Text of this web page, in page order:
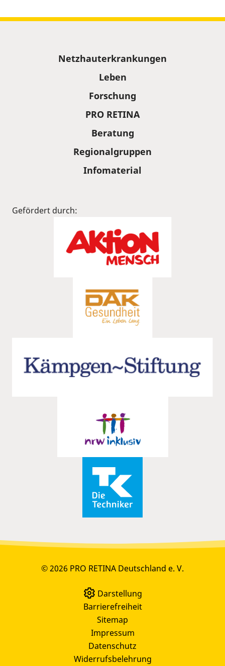
Netzhauterkrankungen
Leben
Forschung
PRO RETINA
Beratung
Regionalgruppen
Infomaterial
Gefördert durch:
© 2026 PRO RETINA Deutschland e. V.
Darstellung
Barrierefreiheit
Sitemap
Impressum
Datenschutz
Widerrufsbelehrung